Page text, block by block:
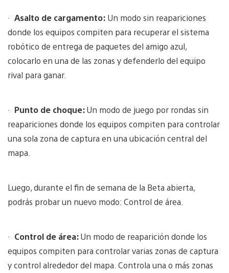
· Asalto de cargamento: Un modo sin reapariciones
donde los equipos compiten para recuperar el sistema
robótico de entrega de paquetes del amigo azul,
colocarlo en una de las zonas y defenderlo del equipo
rival para ganar.
· Punto de choque:Un modo de juego por rondas sin
reapariciones donde los equipos compiten para controlar
una sola zona de captura en una ubicación central del
mapa.
Luego, durante el fin de semana de la Beta abierta,
podrás probar un nuevo modo: Control de área.
· Control de área:Un modo de reaparición donde los
equipos compiten para controlar varias zonas de captura
y control alrededor del mapa. Controla una o más zonas